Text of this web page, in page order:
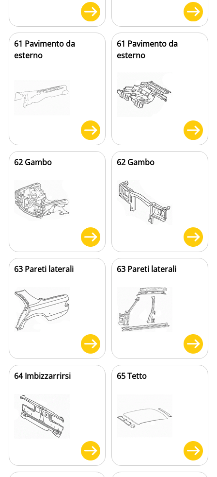
61 Pavimento da
esterno
61 Pavimento da
esterno
62 Gambo 62 Gambo
63 Pareti laterali 63 Pareti laterali
64 Imbizzarrirsi 65 Tetto